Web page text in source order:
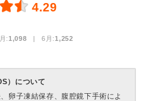
4.29
:1,098 | 6月:1,252
）について
卵子凍結保存、腹腔鏡下手術によ